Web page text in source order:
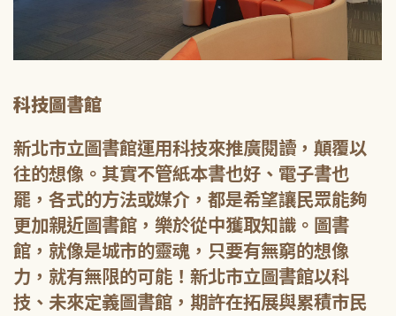
科技圖書館
新北市立圖書館運用科技來推廣閱讀，顛覆以
往的想像。其實不管紙本書也好、電子書也
罷，各式的方法或媒介，都是希望讓民眾能夠
更加親近圖書館，樂於從中獲取知識。圖書
館，就像是城市的靈魂，只要有無窮的想像
力，就有無限的可能！新北市立圖書館以科
技、未來定義圖書館，期許在拓展與累積市民